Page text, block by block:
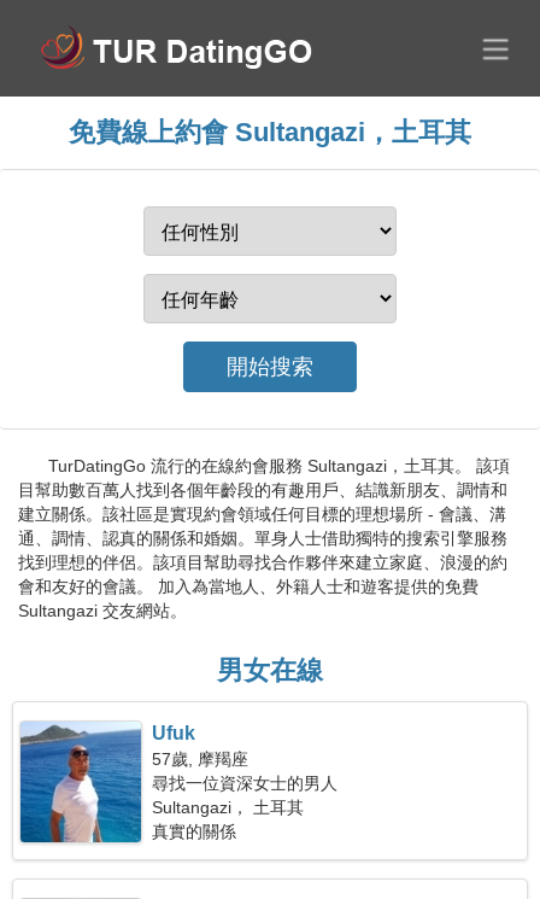
免費線上約會 Sultangazi，土耳其
TurDatingGo 流行的在線約會服務 Sultangazi，土耳其。 該項
目幫助數百萬人找到各個年齡段的有趣用戶、結識新朋友、調情和
建立關係。該社區是實現約會領域任何目標的理想場所 - 會議、溝
通、調情、認真的關係和婚姻。單身人士借助獨特的搜索引擎服務
找到理想的伴侶。該項目幫助尋找合作夥伴來建立家庭、浪漫的約
會和友好的會議。 加入為當地人、外籍人士和遊客提供的免費
Sultangazi 交友網站。
男女在線
Ufuk
57歲, 摩羯座
尋找一位資深女士的男人
Sultangazi， 土耳其
真實的關係